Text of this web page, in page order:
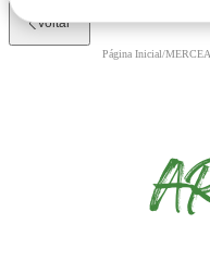
Voltar
Página Inicial/